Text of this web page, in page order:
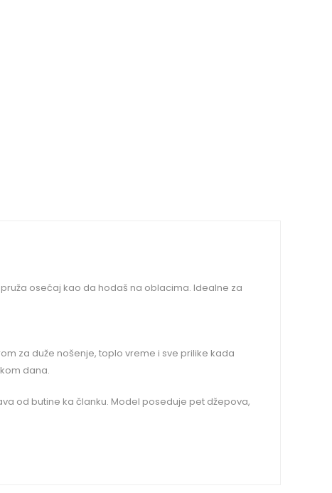
osećaj kao da hodaš na oblacima. Idealne za
za duže nošenje, toplo vreme i sve prilike kada
dana.
od butine ka članku. Model poseduje pet džepova,